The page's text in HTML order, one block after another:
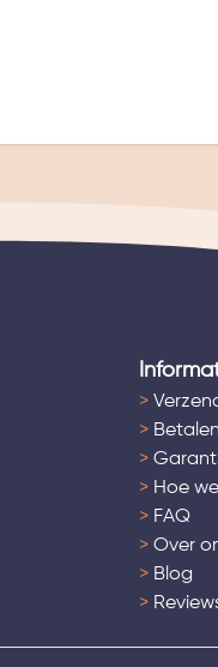
>
> Betalen
>
> Hoe
> FAQ
> Over
> Blog
>